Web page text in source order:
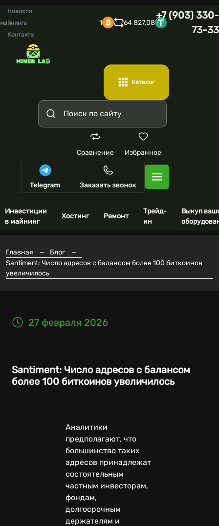
Новости
майнинга
Контакты
1 64 827,08
+7 (903) 330-
73-33
Каталог
Сравнение Избранное
Инвестиции
в майнинг
Хостинг Ремонт
Трейд-
ин
Выкуп
Главная — Блог
—
Santiment: Число адресов с балансом более 100 биткоинов
увеличилось
27 февраля 2026
Santiment: Число адресов с балансом
более 100 биткоинов увеличилось
Аналитики
предполагают, что
большинство таких
адресов принадлежат
состоятельным
частным инвесторам,
фондам,
долгосрочным
держателям и